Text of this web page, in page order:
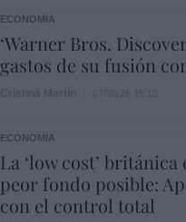
ECONOMÍA
‘Warner Bros.
gastos de su fusión
ECONOMÍA
La ‘low cost’
peor fondo posible:
con el control total